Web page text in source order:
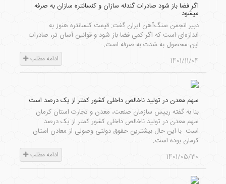
اگر فضا باز شود صادرات گندله سازان و کنسانتره سازان به صرفه
میشود
دبیر انجمن سنگ‌آهن ایران گفت: قیمت کنسانتره هنوز به
اندازه‌ای است که اگر کمی فضا باز شود و قوانین آسان تر، صادرات
این محصول به شدت به صرفه است.
1401/11/04
ادامه مطلب
سهم معدن در تولید ناخالص داخلی کشور کمتر از یک درصد است
بنا به گفته رییس سازمان صنعت، معدن و تجارت استان کرمان
سهم معدن در تولید ناخالص داخلی کشور کمتر از یک درصد
است. با این حال بیشترین حقوق دولتی وصولی از معادن استان
کرمان بوده است.
1401/05/30
ادامه مطلب